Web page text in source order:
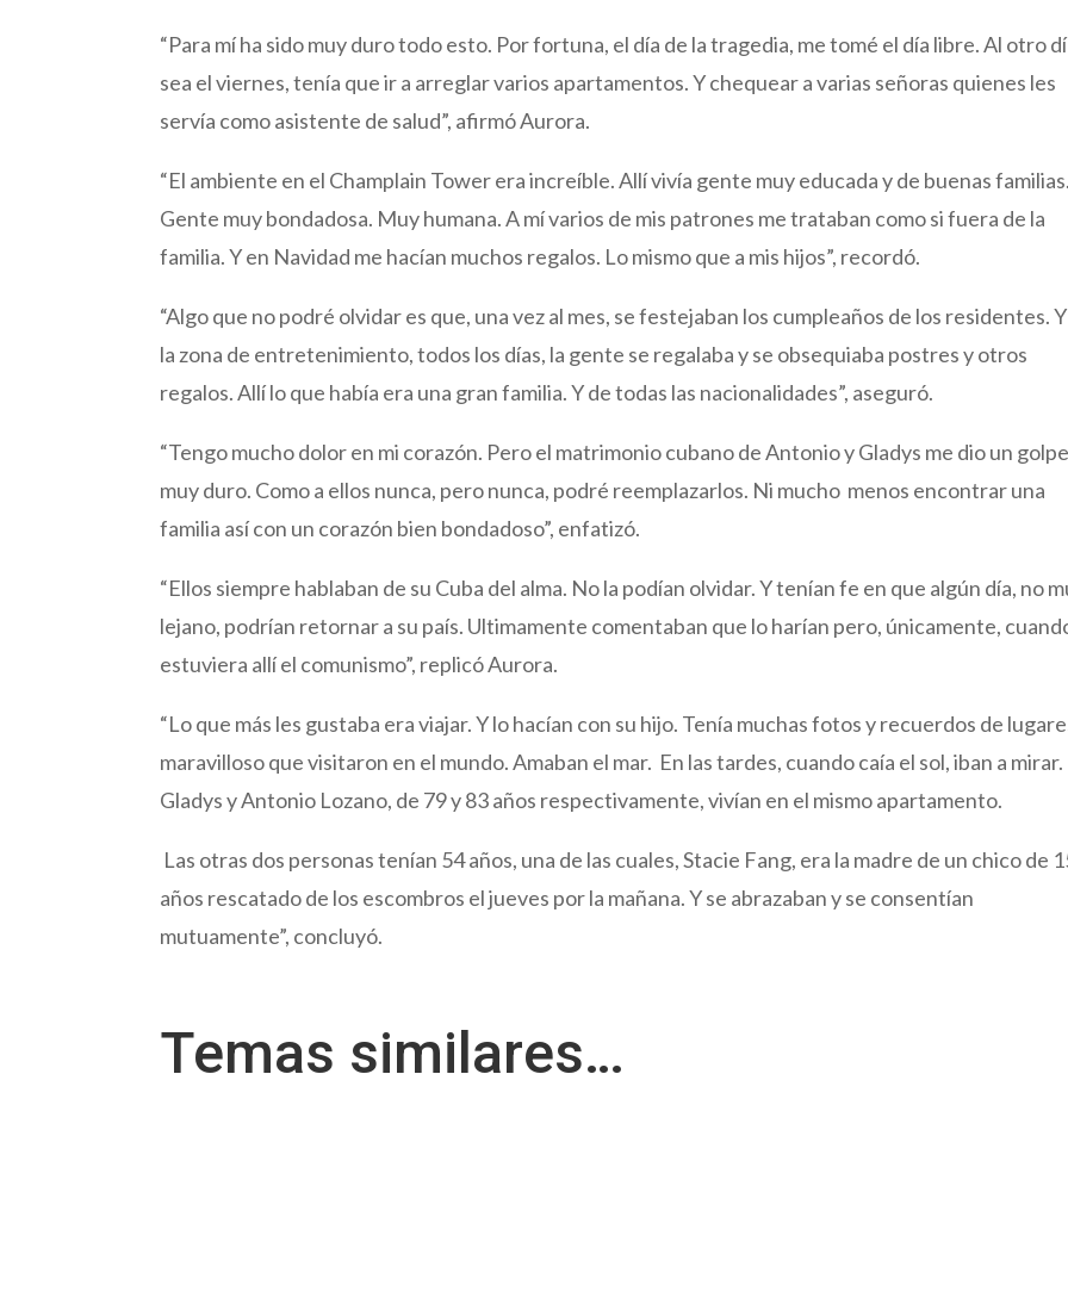
“Para mí ha sido muy duro todo esto. Por fortuna, el día de la tragedia, me tomé el día libre. Al otro
sea el viernes, tenía que ir a arreglar varios apartamentos. Y chequear a varias señoras quienes les
servía como asistente de salud”, afirmó Aurora.
“El ambiente en el Champlain Tower era increíble. Allí vivía gente muy educada y de buenas
Gente muy bondadosa. Muy humana. A mí varios de mis patrones me trataban como si fuera de la
familia. Y en Navidad me hacían muchos regalos. Lo mismo que a mis hijos”, recordó.
“Algo que no podré olvidar es que, una vez al mes, se festejaban los cumpleaños de los residentes.
la zona de entretenimiento, todos los días, la gente se regalaba y se obsequiaba postres y otros
regalos. Allí lo que había era una gran familia. Y de todas las nacionalidades”, aseguró.
“Tengo mucho dolor en mi corazón. Pero el matrimonio cubano de Antonio y Gladys me dio un
muy duro. Como a ellos nunca, pero nunca, podré reemplazarlos. Ni mucho menos encontrar una
familia así con un corazón bien bondadoso”, enfatizó.
“Ellos siempre hablaban de su Cuba del alma. No la podían olvidar. Y tenían fe en que algún día, no
lejano, podrían retornar a su país. Ultimamente comentaban que lo harían pero, únicamente,
estuviera allí el comunismo”, replicó Aurora.
“Lo que más les gustaba era viajar. Y lo hacían con su hijo. Tenía muchas fotos y recuerdos de
maravilloso que visitaron en el mundo. Amaban el mar. En las tardes, cuando caía el sol, iban a mirar.
Gladys y Antonio Lozano, de 79 y 83 años respectivamente, vivían en el mismo apartamento.
Las otras dos personas tenían 54 años, una de las cuales, Stacie Fang, era la madre de un chico de
años rescatado de los escombros el jueves por la mañana. Y se abrazaban y se consentían
mutuamente”, concluyó.
Temas similares…